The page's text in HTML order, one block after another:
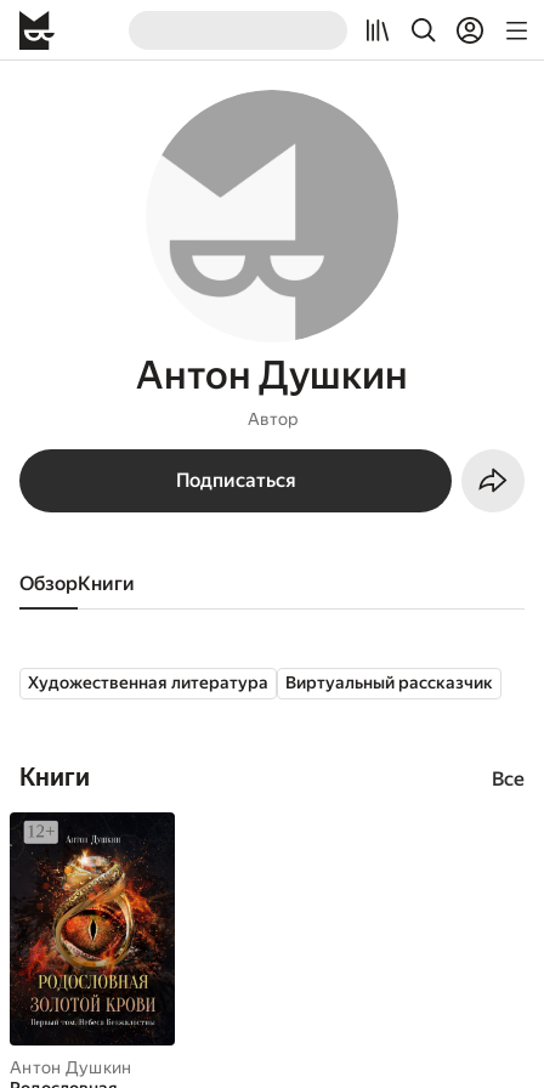
Антон Душкин
Автор
Подписаться
Обзор книги
Художественная литература Виртуальный рассказчик
Книги Все
Антон Душкин